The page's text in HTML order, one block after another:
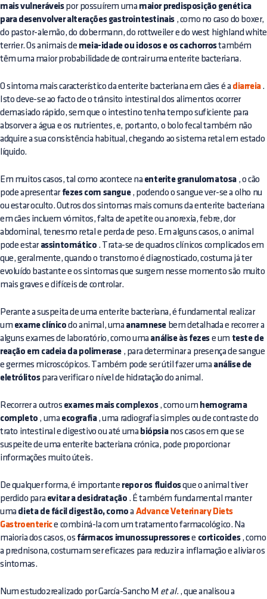
mais vulneráveispor possuírem uma maior predisposição genética
para desenvolver alterações gastrointestinais , como no caso do boxer,
do pastor-alemão, do dobermann, do rottweiler e do west highland white
terrier. Os animais de meia-idade ou idosos e os cachorrostambém
têm uma maior probabilidade de contrair uma enterite bacteriana.
O sintoma mais característico da enterite bacteriana em cães é a diarreia.
Isto deve-se ao facto de o trânsito intestinal dos alimentos ocorrer
demasiado rápido, sem que o intestino tenha tempo suficiente para
absorver a água e os nutrientes, e, portanto, o bolo fecal também não
adquire a sua consistência habitual, chegando ao sistema retal em estado
líquido.
Em muitos casos, tal como acontece na enterite granulomatosa , o cão
pode apresentar fezes com sangue, podendo o sangue ver-se a olho nu
ou estar oculto. Outros dos sintomas mais comuns da enterite bacteriana
em cães incluem vómitos, falta de apetite ou anorexia, febre, dor
abdominal, tenesmo retal e perda de peso. Em alguns casos, o animal
pode estar assintomático . Trata-se de quadros clínicos complicados em
que, geralmente, quando o transtorno é diagnosticado, costuma já ter
evoluído bastante e os sintomas que surgem nesse momento são muito
mais graves e difíceis de controlar.
Perante a suspeita de uma enterite bacteriana, é fundamental realizar
um exame clínico do animal, uma anamnese bem detalhada e recorrer a
alguns exames de laboratório, como uma análise às fezes e um teste de
reação em cadeia da polimerase , para determinar a presença de sangue
e germes microscópicos. Também pode ser útil fazer uma análise de
eletrólitospara verificar o nível de hidratação do animal.
Recorrer a outros exames mais complexos, como um hemograma
completo , uma ecografia, uma radiografia simples ou de contraste do
trato intestinal e digestivo ou até uma biópsianos casos em que se
suspeite de uma enterite bacteriana crónica, pode proporcionar
informações muito úteis.
De qualquer forma, é importante repor os fluidosque o animal tiver
perdido para evitar a desidratação . É também fundamental manter
uma dieta de fácil digestão, como a Advance Veterinary Diets
Gastroenterice combiná-la com um tratamento farmacológico. Na
maioria dos casos, os fármacos imunossupressorese corticoides, como
a prednisona, costumam ser eficazes para reduzir a inflamação e aliviar os
sintomas.
Num estudo2realizado por García-Sancho M et al. , que analisou a